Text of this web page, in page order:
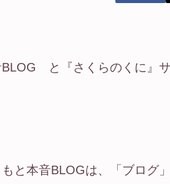
と『さくらのくに』
もと本音BLOGは、「ブログ